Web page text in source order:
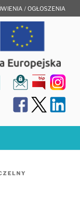
/ OGŁOSZENIA
Contrast
Font size